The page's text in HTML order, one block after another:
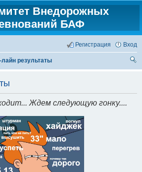
Внедорожных
БАФ
Вход
Регистрация
результаты
Ждем следующую гонку....